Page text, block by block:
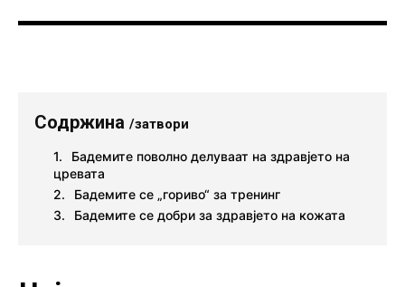
Содржина /затвори
Бадемите поволно делуваат на здравјето на
цревата
Бадемите се „гориво“ за тренинг
Бадемите се добри за здравјето на кожата